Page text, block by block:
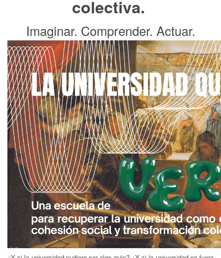
colectiva.
Imaginar. Comprender. Actuar.